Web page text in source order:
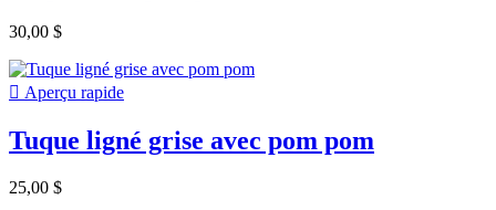
30,00 $
 Aperçu rapide
Tuque ligné grise avec pom pom
25,00 $